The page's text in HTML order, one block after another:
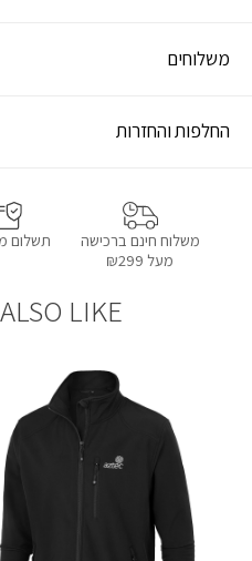
משלוחים
החלפות והחזרות
משלוח חינם ברכישה
מעל ₪299
תשלום
LIKE